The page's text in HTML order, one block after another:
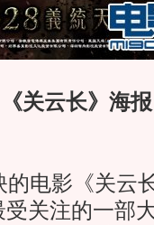
《关云长》海报
电影《关云
关注的一部